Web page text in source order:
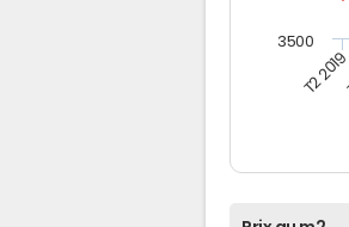
T2 2019
3500